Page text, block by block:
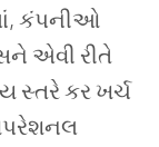
કંપનીઓ
એવી રીતે
સ્તરે કર ખર્ચ